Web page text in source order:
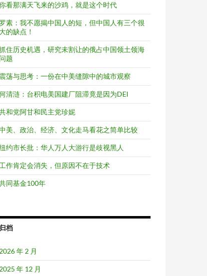
看那满天飞来的沙鸡，就是这个时代
罗素：我不愿揭中国人的短，但中国人有三个很
大的缺点！
住历史机遇，研究未割让的俄占中国领土领海
问题
震荡与思考：一份在中美缝隙中的城市观察
清涟：台积电美国建厂阻滞竟是因为DEI
和党阿甘和民主党珍妮
美、政治、经济、文化走马看花之简单比较
约市长批：华人万人大游行是歧视黑人
工作肯定会消失，但原因不在于技术
同基金100年
归档
2026 年 2 月
2025 年 12 月